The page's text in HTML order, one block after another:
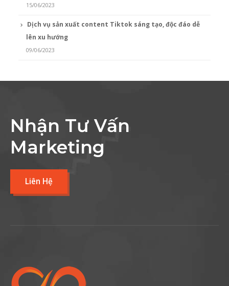
15/06/2023
Dịch vụ sản xuất content Tiktok sáng tạo, độc đáo dễ
lên xu hướng
09/06/2023
Nhận Tư Vấn
Marketing
Liên Hệ